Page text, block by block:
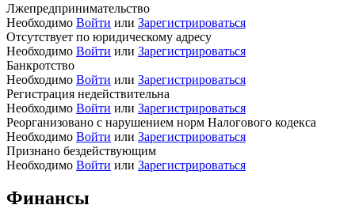
Лжепредпринимательство
Необходимо Войти или Зарегистрироваться
Отсутствует по юридическому адресу
Необходимо Войти или Зарегистрироваться
Банкротство
Необходимо Войти или Зарегистрироваться
Регистрация недействительна
Необходимо Войти или Зарегистрироваться
Реорганизовано с нарушением норм Налогового кодекса
Необходимо Войти или Зарегистрироваться
Признано бездействующим
Необходимо Войти или Зарегистрироваться
Финансы